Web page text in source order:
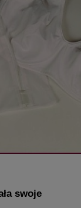
swoje